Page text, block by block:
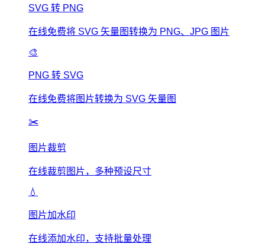
SVG 转 PNG
在线免费将 SVG 矢量图转换为 PNG、JPG 图片
🎨
PNG 转 SVG
在线免费将图片转换为 SVG 矢量图
✂️
图片裁剪
在线裁剪图片，多种预设尺寸
💧
图片加水印
在线添加水印，支持批量处理